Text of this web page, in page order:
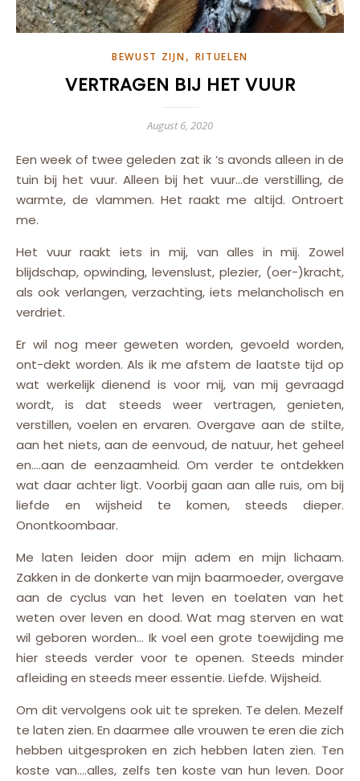
BEWUST ZIJN, RITUELEN
VERTRAGEN BIJ HET VUUR
August 6, 2020
Een week of twee geleden zat ik ‘s avonds alleen in de
tuin bij het vuur. Alleen bij het vuur…de verstilling, de
warmte, de vlammen. Het raakt me altijd. Ontroert
me.
Het vuur raakt iets in mij, van alles in mij. Zowel
blijdschap, opwinding, levenslust, plezier, (oer-)kracht,
als ook verlangen, verzachting, iets melancholisch en
verdriet.
Er wil nog meer geweten worden, gevoeld worden,
ont-dekt worden. Als ik me afstem de laatste tijd op
wat werkelijk dienend is voor mij, van mij gevraagd
wordt, is dat steeds weer vertragen, genieten,
verstillen, voelen en ervaren. Overgave aan de stilte,
aan het niets, aan de eenvoud, de natuur, het geheel
en….aan de eenzaamheid. Om verder te ontdekken
wat daar achter ligt. Voorbij gaan aan alle ruis, om bij
liefde en wijsheid te komen, steeds dieper.
Onontkoombaar.
Me laten leiden door mijn adem en mijn lichaam.
Zakken in de donkerte van mijn baarmoeder, overgave
aan de cyclus van het leven en toelaten van het
weten over leven en dood. Wat mag sterven en wat
wil geboren worden… Ik voel een grote toewijding me
hier steeds verder voor te openen. Steeds minder
afleiding en steeds meer essentie. Liefde. Wijsheid.
Om dit vervolgens ook uit te spreken. Te delen. Mezelf
te laten zien. En daarmee alle vrouwen te eren die zich
hebben uitgesproken en zich hebben laten zien. Ten
koste van….alles, zelfs ten koste van hun leven. Door